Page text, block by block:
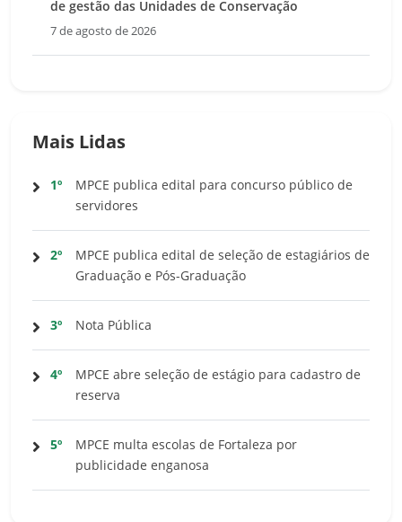
de gestão das Unidades de Conservação
7 de agosto de 2026
Mais Lidas
1º
MPCE publica edital para concurso público de
servidores
2º
MPCE publica edital de seleção de estagiários de
Graduação e Pós-Graduação
3º Nota Pública
4º
MPCE abre seleção de estágio para cadastro de
reserva
5º
MPCE multa escolas de Fortaleza por
publicidade enganosa